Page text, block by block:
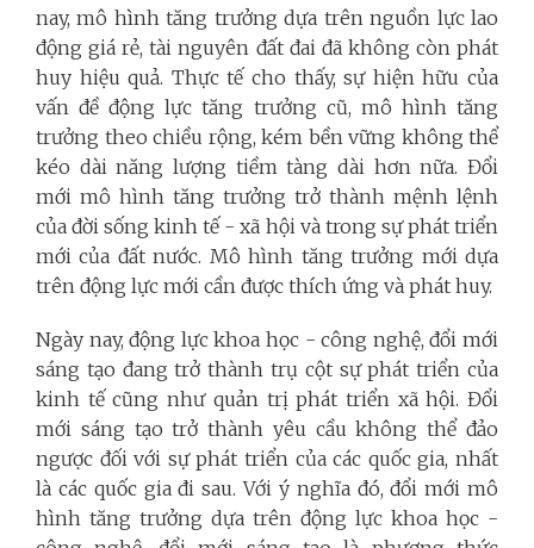
nay, mô hình tăng trưởng dựa trên nguồn lực lao
động giá rẻ, tài nguyên đất đai đã không còn phát
huy hiệu quả. Thực tế cho thấy, sự hiện hữu của
vấn đề động lực tăng trưởng cũ, mô hình tăng
trưởng theo chiều rộng, kém bền vững không thể
kéo dài năng lượng tiềm tàng dài hơn nữa. Đổi
mới mô hình tăng trưởng trở thành mệnh lệnh
của đời sống kinh tế - xã hội và trong sự phát triển
mới của đất nước. Mô hình tăng trưởng mới dựa
trên động lực mới cần được thích ứng và phát huy.
Ngày nay, động lực khoa học - công nghệ, đổi mới
sáng tạo đang trở thành trụ cột sự phát triển của
kinh tế cũng như quản trị phát triển xã hội. Đổi
mới sáng tạo trở thành yêu cầu không thể đảo
ngược đối với sự phát triển của các quốc gia, nhất
là các quốc gia đi sau. Với ý nghĩa đó, đổi mới mô
hình tăng trưởng dựa trên động lực khoa học -